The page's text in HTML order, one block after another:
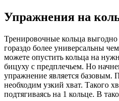
Упражнения на
Тренировочные кольца
гораздо более универсальны
можете опустить кольца на
бицуху с предплечьем. Но
упражнение является базовым.
необходим узкий хват. Такого
подтягиваясь на 1 кольце. В